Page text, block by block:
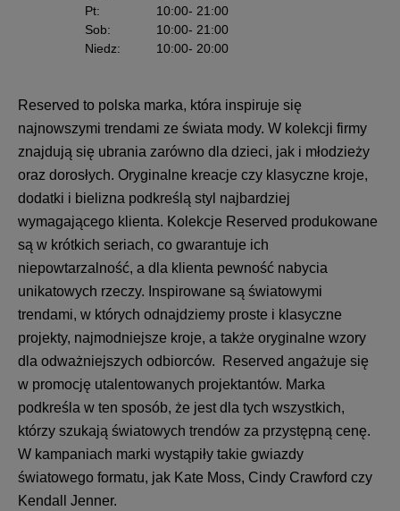
Pt: 10:00- 21:00
Sob: 10:00- 21:00
Niedz: 10:00- 20:00
Reserved to polska marka, która inspiruje się
najnowszymi trendami ze świata mody. W kolekcji firmy
znajdują się ubrania zarówno dla dzieci, jak i młodzieży
oraz dorosłych. Oryginalne kreacje czy klasyczne kroje,
dodatki i bielizna podkreślą styl najbardziej
wymagającego klienta. Kolekcje Reserved produkowane
są w krótkich seriach, co gwarantuje ich
niepowtarzalność, a dla klienta pewność nabycia
unikatowych rzeczy. Inspirowane są światowymi
trendami, w których odnajdziemy proste i klasyczne
projekty, najmodniejsze kroje, a także oryginalne wzory
dla odważniejszych odbiorców. Reserved angażuje się
w promocję utalentowanych projektantów. Marka
podkreśla w ten sposób, że jest dla tych wszystkich,
którzy szukają światowych trendów za przystępną cenę.
W kampaniach marki wystąpiły takie gwiazdy
światowego formatu, jak Kate Moss, Cindy Crawford czy
Kendall Jenner.